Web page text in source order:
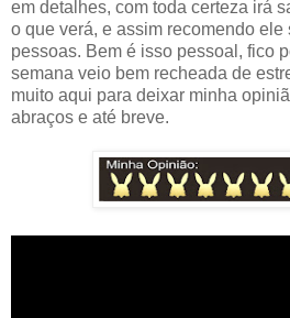
em detalhes, com toda certeza irá
o que verá, e assim recomendo ele
pessoas. Bem é isso pessoal, fico
semana veio bem recheada de
muito aqui para deixar minha
abraços e até breve.